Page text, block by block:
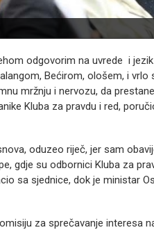
odgovorim na uvrede i
Bećirom, ološem, i vrlo
mržnju i nervozu, da
Kluba za pravdu i red,
oduzeo riječ, jer sam
gdje su odbornici Kluba za
sa sjednice, dok je ministar
za sprečavanje interesa